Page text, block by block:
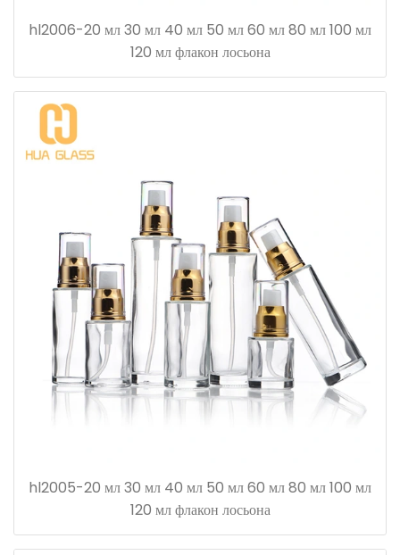
hl2006-20 мл 30 мл 40 мл 50 мл 60 мл 80 мл 100 мл
120 мл флакон лосьона
hl2005-20 мл 30 мл 40 мл 50 мл 60 мл 80 мл 100 мл
120 мл флакон лосьона